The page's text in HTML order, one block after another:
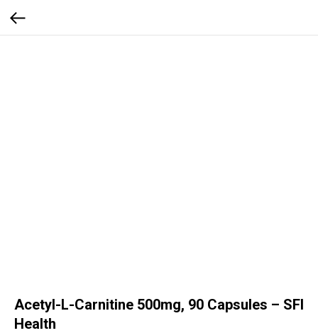
Acetyl-L-Carnitine 500mg, 90 Capsules – SFI
Health